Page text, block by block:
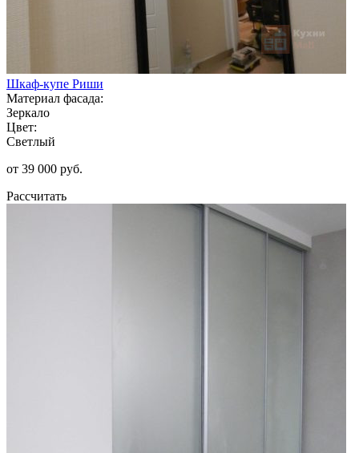
Шкаф-купе Риши
Материал фасада:
Зеркало
Цвет:
Светлый
от 39 000 руб.
Рассчитать